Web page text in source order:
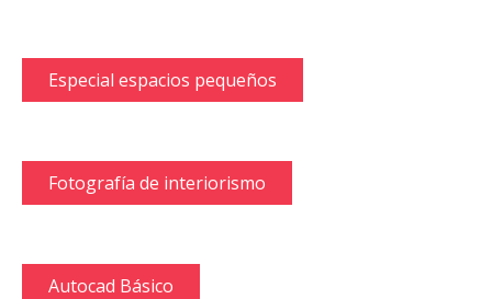
Especial espacios pequeños
Fotografía de interiorismo
Autocad Básico